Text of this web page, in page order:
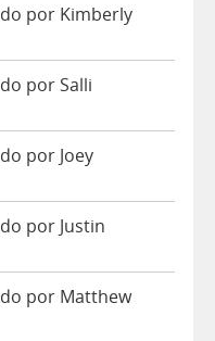
por Kimberly
por Salli
por Joey
por Justin
por Matthew